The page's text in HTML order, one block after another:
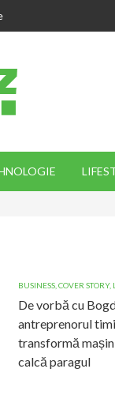
BUSINESS COVER STORY,
De vorbă cu
antreprenorul
transformă
calcă paragul